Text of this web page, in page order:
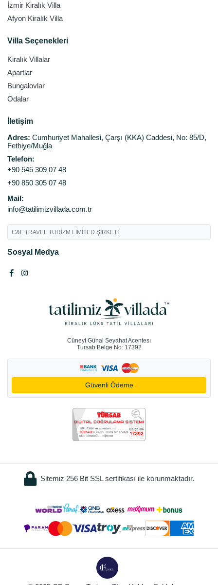
İzmir Kiralık Villa
Afyon Kiralık Villa
Villa Seçenekleri
Kiralık Villalar
Apartlar
Bungalovlar
Odalar
İletişim
Adres: Cumhuriyet Mahallesi, Çarşı (KKA) Caddesi, No: 85/D,
Fethiye/Muğla
Telefon:
+90 545 309 07 48
+90 850 305 07 48
Mail:
info@tatilimizvillada.com.tr
C&F TRAVEL TURİZM LİMİTED ŞİRKETİ
Sosyal Medya
Cüneyt Günal Seyahat Acentesı
Tursab Belge No: 17392
Güvenli Ödeme
Sitemiz 256 Bit SSL sertifikası ile korunmaktadır.